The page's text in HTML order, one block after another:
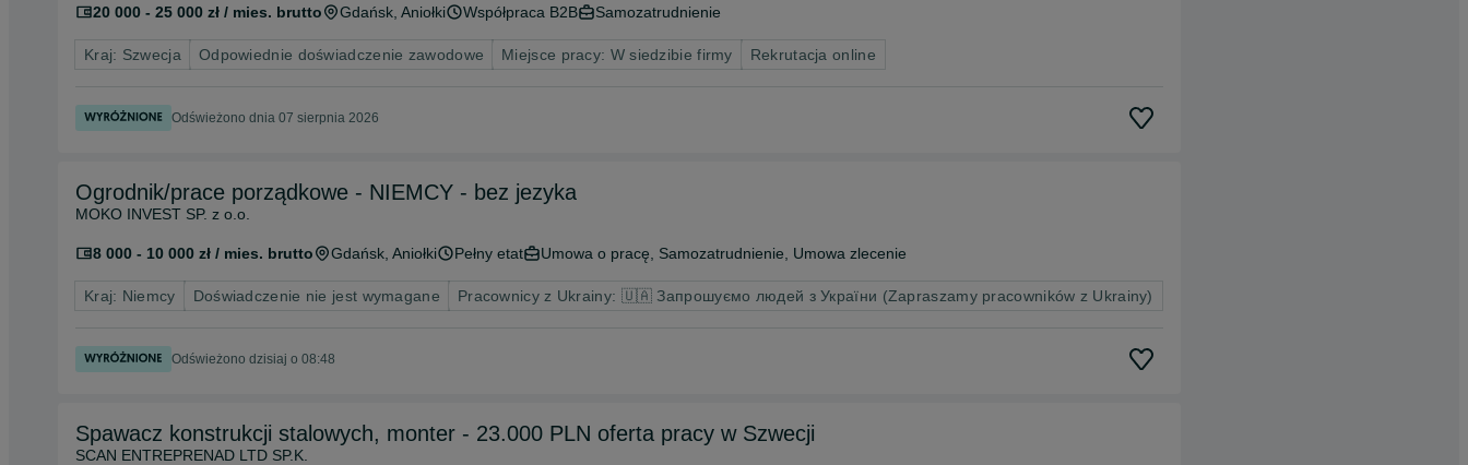
20 000 - 25 000 zł / mies. brutto Gdańsk , Aniołki Współpraca B2B Samozatrudnienie
Kraj: Szwecja Odpowiednie doświadczenie zawodowe Miejsce pracy: W siedzibie firmy Rekrutacja online
Odświeżono dnia 07 sierpnia 2026
Ogrodnik/prace porządkowe - NIEMCY - bez jezyka
MOKO INVEST SP. z o.o.
8 000 - 10 000 zł / mies. brutto Gdańsk , Aniołki Pełny etat Umowa o pracę, Samozatrudnienie, Umowa zlecenie
Kraj: Niemcy Doświadczenie nie jest wymagane Pracownicy z Ukrainy: 🇺🇦 Запрошуємо людей з України (Zapraszamy pracowników z Ukrainy)
Odświeżono dzisiaj o 08:48
Spawacz konstrukcji stalowych, monter - 23.000 PLN oferta pracy w Szwecji
SCAN ENTREPRENAD LTD SP.K.